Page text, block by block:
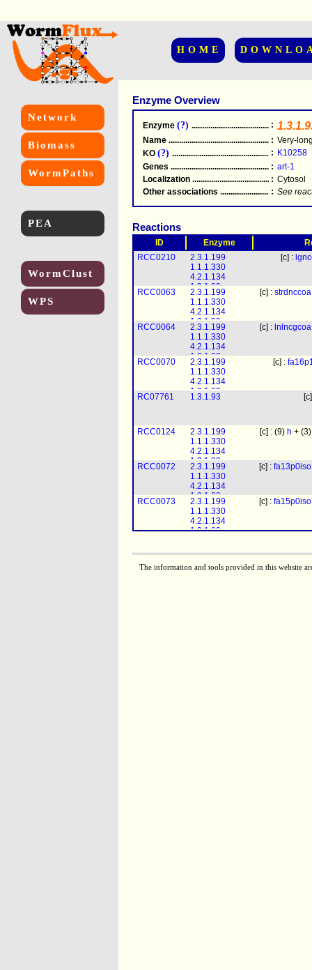
HOME
Network
Biomass
WormPaths
PEA
WormClust
WPS
Enzyme Overview
Enzyme (?) .....................................................
:
Name .....................................................
: Very-
KO (?) .....................................................
: K10258
Genes .....................................................
: art-1
Localization .....................................................
: Cytosol
Other associations
: See
Reactions
ID Enzyme
RCC0210
2.3.1.199
1.1.1.330
4.2.1.134
1.3.1.93
[c] :
RCC0063
2.3.1.199
1.1.1.330
4.2.1.134
1.3.1.93
[c] : strdnccoa
RCC0064
2.3.1.199
1.1.1.330
4.2.1.134
1.3.1.93
[c] : lnlncgcoa
RCC0070
2.3.1.199
1.1.1.330
4.2.1.134
1.3.1.93
[c] :
RC07761 1.3.1.93
RCC0124
2.3.1.199
1.1.1.330
4.2.1.134
1.3.1.93
[c] : (9) h +
RCC0072
2.3.1.199
1.1.1.330
4.2.1.134
1.3.1.93
[c] : fa13p0iso
RCC0073
2.3.1.199
1.1.1.330
4.2.1.134
1.3.1.93
[c] : fa15p0iso
The information and tools provided in this website